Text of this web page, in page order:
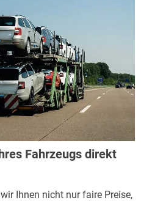
Fahrzeugs direkt
Ihnen nicht nur faire Preise,